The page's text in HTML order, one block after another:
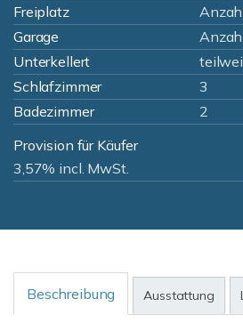
Freiplatz
Garage
Unterkellert
Schlafzimmer
3
Badezimmer
2
Provision für Käufer
3,57% incl. MwSt.
Beschreibung Ausstattung